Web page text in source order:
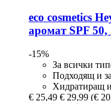
eco cosmetics
аромат SPF
-15%
За всички
Подходящ и
Хидратиращ
€ 25,49 € 29,99 (€